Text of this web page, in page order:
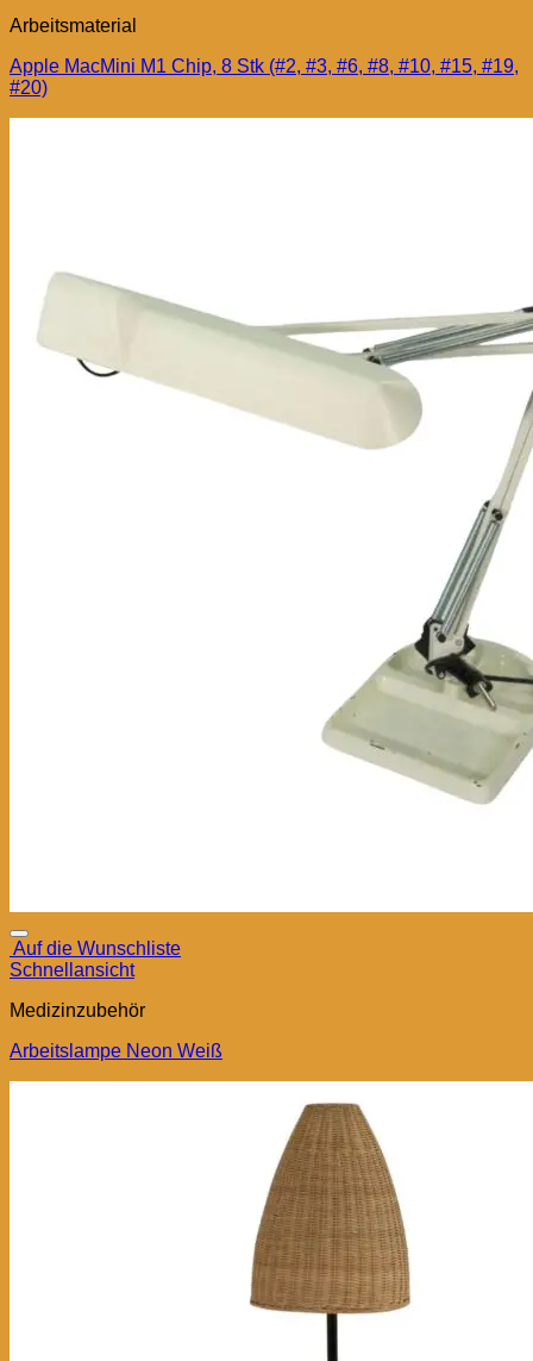
Arbeitsmaterial
Apple MacMini M1 Chip, 8 Stk (#2, #3, #6, #8, #10, #15, #19,
#20)
Auf die Wunschliste
Schnellansicht
Medizinzubehör
Arbeitslampe Neon Weiß